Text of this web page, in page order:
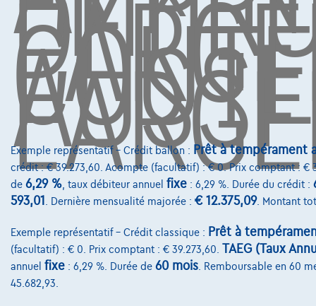
COÛTE
Exemple représentatif – Crédit ballon : Prêt à tempérament
crédit : € 39.273,60. Acompte (facultatif) : € 0. Prix comptant : €
de 6,29 % , taux débiteur annuel fixe : 6,29 %. Durée du crédit :
593,01
. Dernière mensualité majorée : € 12.375,09. Montant
Exemple représentatif – Crédit classique : Prêt à
(facultatif) : € 0. Prix comptant : € 39.273,60. TAEG (Taux
annuel fixe : 6,29 %. Durée de 60 mois. Remboursable en 60
45.682,93.